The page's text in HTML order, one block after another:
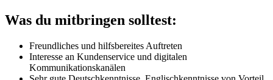
Was du mitbringen solltest:
Freundliches und hilfsbereites Auftreten
Interesse an Kundenservice und digitalen
Kommunikationskanälen